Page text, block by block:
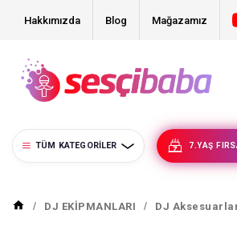
Hakkımızda Blog Mağazamız
TÜM KATEGORILER 7.YAŞ
DJ EKİPMANLARI DJ